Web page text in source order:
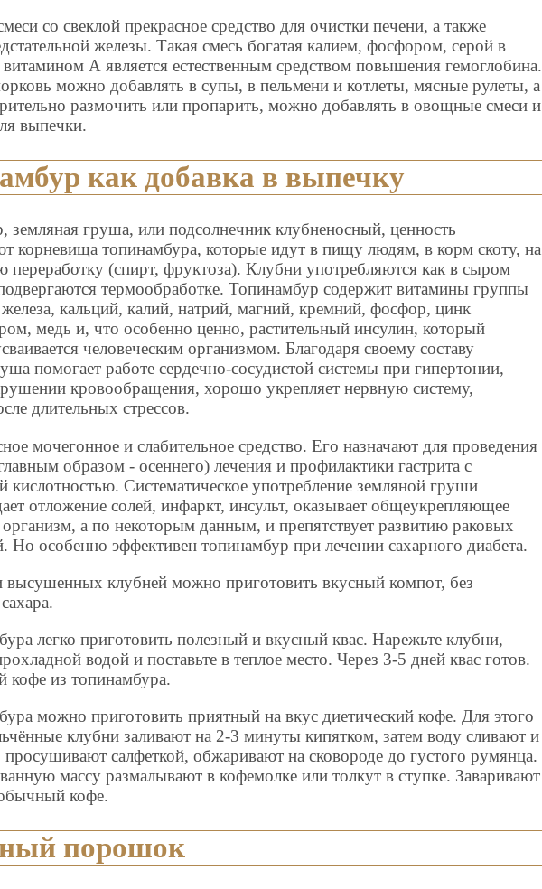
со свеклой прекрасное средство для очистки печени, а также
железы. Такая смесь богатая калием, фосфором, серой в
витамином А является естественным средством повышения гемоглобина.
можно добавлять в супы, в пельмени и котлеты, мясные рулеты, а
размочить или пропарить, можно добавлять в овощные смеси и
выпечки.
как добавка в выпечку
земляная груша, или подсолнечник клубненосный, ценность
корневища топинамбура, которые идут в пищу людям, в корм скоту, на
переработку (спирт, фруктоза). Клубни употребляются как в сыром
термообработке. Топинамбур содержит витамины группы
кальций, калий, натрий, магний, кремний, фосфор, цинк
медь и, что особенно ценно, растительный инсулин, который
человеческим организмом. Благодаря своему составу
помогает работе сердечно-сосудистой системы при гипертонии,
кровообращения, хорошо укрепляет нервную систему,
длительных стрессов.
мочегонное и слабительное средство. Его назначают для проведения
образом - осеннего) лечения и профилактики гастрита с
Систематическое употребление земляной груши
отложение солей, инфаркт, инсульт, оказывает общеукрепляющее
организм, а по некоторым данным, и препятствует развитию раковых
Но особенно эффективен топинамбур при лечении сахарного диабета.
высушенных клубней можно приготовить вкусный компот, без
легко приготовить полезный и вкусный квас. Нарежьте клубни,
водой и поставьте в теплое место. Через 3-5 дней квас готов.
кофе из топинамбура.
можно приготовить приятный на вкус диетический кофе. Для этого
клубни заливают на 2-3 минуты кипятком, затем воду сливают и
салфеткой, обжаривают на сковороде до густого румянца.
массу размалывают в кофемолке или толкут в ступке. Заваривают
кофе.
порошок